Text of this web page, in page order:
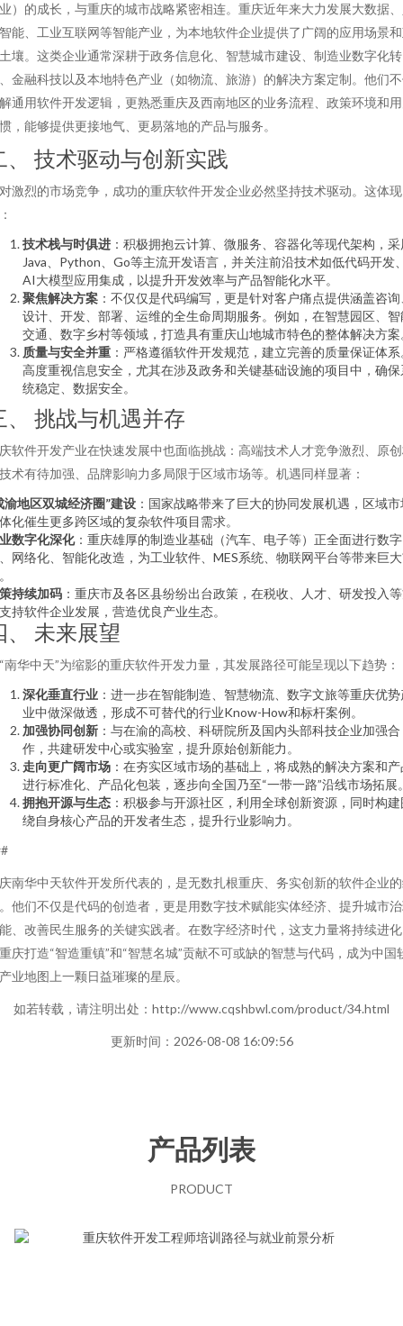
）的成长，与重庆的城市战略紧密相连。重庆近年来大力发展大数据
能、工业互联网等智能产业，为本地软件企业提供了广阔的应用场景
壤。这类企业通常深耕于政务信息化、智慧城市建设、制造业数字化转
金融科技以及本地特色产业（如物流、旅游）的解决方案定制。他们
通用软件开发逻辑，更熟悉重庆及西南地区的业务流程、政策环境和
，能够提供更接地气、更易落地的产品与服务。
、 技术驱动与创新实践
激烈的市场竞争，成功的重庆软件开发企业必然坚持技术驱动。这体现
技术栈与时俱进 ：积极拥抱云计算、微服务、容器化等现代架构，采
Java、Python、Go等主流开发语言，并关注前沿技术如低代码开发
AI大模型应用集成，以提升开发效率与产品智能化水平。
聚焦解决方案 ：不仅仅是代码编写，更是针对客户痛点提供涵盖咨询
设计、开发、部署、运维的全生命周期服务。例如，在智慧园区、智
交通、数字乡村等领域，打造具有重庆山地城市特色的整体解决方案
质量与安全并重 ：严格遵循软件开发规范，建立完善的质量保证体系
高度重视信息安全，尤其在涉及政务和关键基础设施的项目中，确保
统稳定、数据安全。
、 挑战与机遇并存
软件开发产业在快速发展中也面临挑战：高端技术人才竞争激烈、原
术有待加强、品牌影响力多局限于区域市场等。机遇同样显著：
渝地区双城经济圈”建设 ：国家战略带来了巨大的协同发展机遇，区域
化催生更多跨区域的复杂软件项目需求。
数字化深化：重庆雄厚的制造业基础（汽车、电子等）正全面进行数字
网络化、智能化改造，为工业软件、MES系统、物联网平台等带来巨
持续加码 ：重庆市及各区县纷纷出台政策，在税收、人才、研发投入
持软件企业发展，营造优良产业生态。
、 未来展望
南华中天”为缩影的重庆软件开发力量，其发展路径可能呈现以下趋势：
深化垂直行业 ：进一步在智能制造、智慧物流、数字文旅等重庆优势
业中做深做透，形成不可替代的行业Know-How和标杆案例。
加强协同创新 ：与在渝的高校、科研院所及国内头部科技企业加强合
作，共建研发中心或实验室，提升原始创新能力。
走向更广阔市场 ：在夯实区域市场的基础上，将成熟的解决方案和产
进行标准化、产品化包装，逐步向全国乃至“一带一路”沿线市场拓展
拥抱开源与生态 ：积极参与开源社区，利用全球创新资源，同时构建
绕自身核心产品的开发者生态，提升行业影响力。
南华中天软件开发所代表的，是无数扎根重庆、务实创新的软件企业
他们不仅是代码的创造者，更是用数字技术赋能实体经济、提升城市
、改善民生服务的关键实践者。在数字经济时代，这支力量将持续进
庆打造“智造重镇”和“智慧名城”贡献不可或缺的智慧与代码，成为中国
业地图上一颗日益璀璨的星辰。
如若转载，请注明出处：http://www.cqshbwl.com/product/34.html
更新时间：2026-08-08 16:09:56
产品列表
PRODUCT